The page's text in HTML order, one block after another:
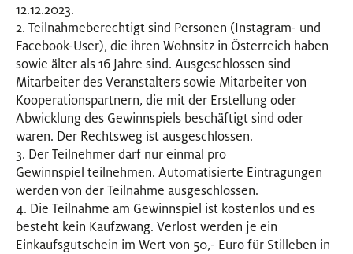
12.12.2023.
2. Teilnahmeberechtigt sind Personen (Instagram- und
Facebook-User), die ihren Wohnsitz in Österreich haben
sowie älter als 16 Jahre sind. Ausgeschlossen sind
Mitarbeiter des Veranstalters sowie Mitarbeiter von
Kooperationspartnern, die mit der Erstellung oder
Abwicklung des Gewinnspiels beschäftigt sind oder
waren. Der Rechtsweg ist ausgeschlossen.
3. Der Teilnehmer darf nur einmal pro
Gewinnspiel teilnehmen. Automatisierte Eintragungen
werden von der Teilnahme ausgeschlossen.
4. Die Teilnahme am Gewinnspiel ist kostenlos und es
besteht kein Kaufzwang. Verlost werden je ein
Einkaufsgutschein im Wert von 50,- Euro für Stilleben in